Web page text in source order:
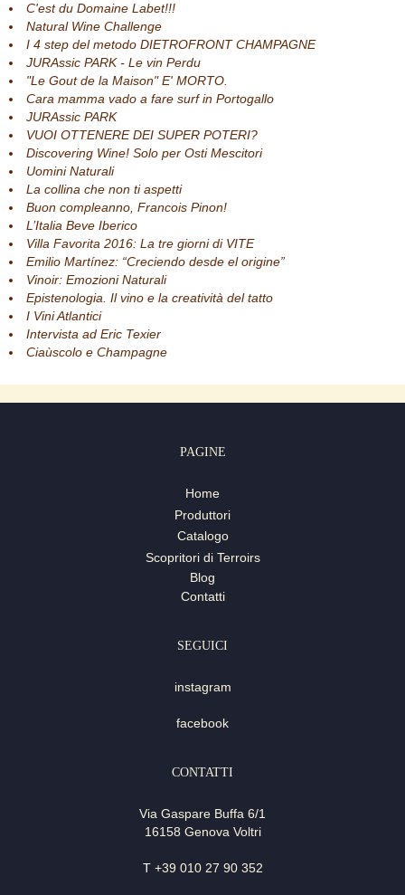
C'est du Domaine Labet!!!
Natural Wine Challenge
I 4 step del metodo DIETROFRONT CHAMPAGNE
JURAssic PARK - Le vin Perdu
"Le Gout de la Maison" E' MORTO.
Cara mamma vado a fare surf in Portogallo
JURAssic PARK
VUOI OTTENERE DEI SUPER POTERI?
Discovering Wine! Solo per Osti Mescitori
Uomini Naturali
La collina che non ti aspetti
Buon compleanno, Francois Pinon!
L’Italia Beve Iberico
Villa Favorita 2016: La tre giorni di VITE
Emilio Martínez: “Creciendo desde el origine”
Vinoir: Emozioni Naturali
Epistenologia. Il vino e la creatività del tatto
I Vini Atlantici
Intervista ad Eric Texier
Ciaùscolo e Champagne
PAGINE
Home
Produttori
Catalogo
Scopritori di Terroirs
Blog
Contatti
SEGUICI
instagram
facebook
CONTATTI
Via Gaspare Buffa 6/1
16158 Genova Voltri
T +39 010 27 90 352